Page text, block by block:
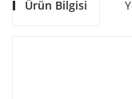
Ürün Bilgisi